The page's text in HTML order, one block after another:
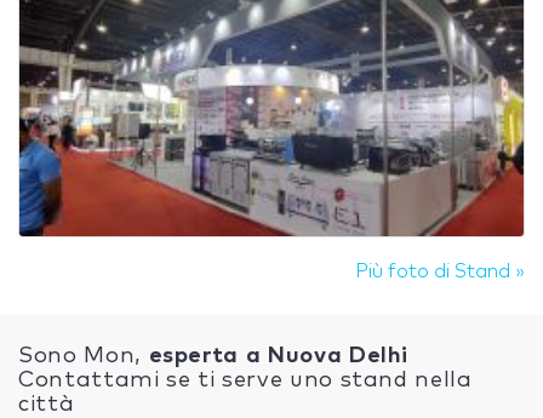
Più foto di Stand »
Sono Mon, esperta a Nuova Delhi
Contattami se ti serve uno stand nella
città